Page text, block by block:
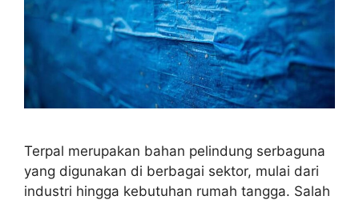
Terpal merupakan bahan pelindung serbaguna
yang digunakan di berbagai sektor, mulai dari
industri hingga kebutuhan rumah tangga. Salah